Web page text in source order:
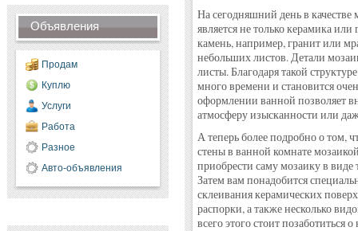
Объявления
Продам
Куплю
Услуги
Работа
Разное
Авто-объявления
На сегодняшний день в качестве
является не только керамика
камень, например, гранит или
небольших листов. Детали
листы. Благодаря такой
много времени и становится
оформлении ванной позволяет
атмосферу изысканности или
А теперь более подробно о том,
стены в ванной комнате
приобрести саму мозаику в
Затем вам понадобится
склеивания керамических
распорки, а также несколько
всего этого стоит позаботиться